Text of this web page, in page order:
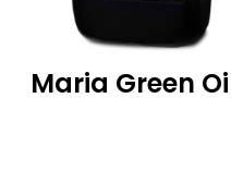
Maria Green